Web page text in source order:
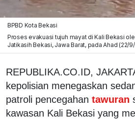
BPBD Kota Bekasi
Proses evakuasi tujuh mayat di Kali Bekasi
Jatikasih Bekasi, Jawa Barat, pada Ahad (22/
REPUBLIKA.CO.ID,
kepolisian menegaskan
patroli pencegahan tawuran
kawasan Kali Bekasi yang